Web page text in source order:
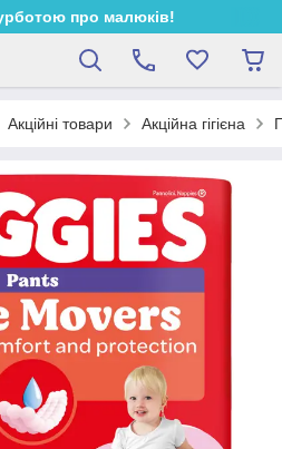
про малюків!
Акційні товари Акційна гігієна